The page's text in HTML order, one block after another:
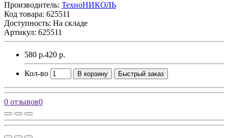
Производитель: ТехноНИКОЛЬ
Код товара: 625511
Доступность: На складе
Артикул: 625511
580 р.420 р.
Кол-во В корзину Быстрый заказ
0 отзывов0